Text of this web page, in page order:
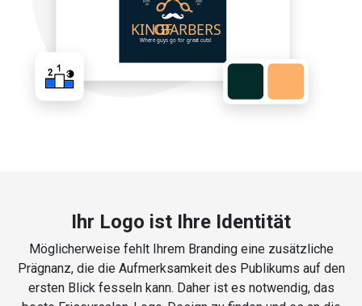
Ihr Logo ist Ihre Identität
Möglicherweise fehlt Ihrem Branding eine zusätzliche
Prägnanz, die die Aufmerksamkeit des Publikums auf den
ersten Blick fesseln kann. Daher ist es notwendig, das